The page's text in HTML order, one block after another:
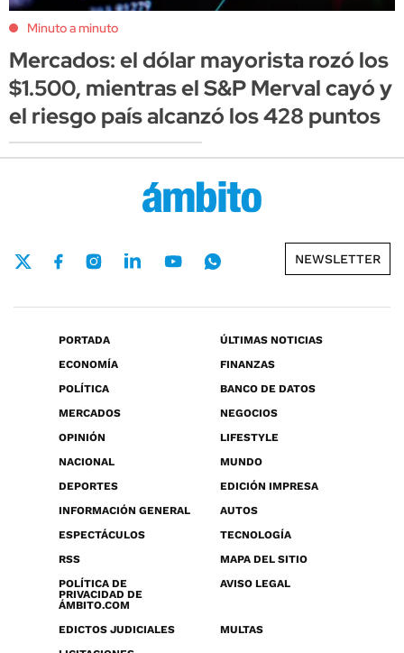
Minuto a minuto
Mercados: el dólar mayorista rozó los
$1.500, mientras el S&P Merval cayó y
el riesgo país alcanzó los 428 puntos
NEWSLETTER
PORTADA
ÚLTIMAS NOTICIAS
ECONOMÍA
FINANZAS
POLÍTICA
BANCO DE DATOS
MERCADOS
NEGOCIOS
OPINIÓN
LIFESTYLE
NACIONAL
MUNDO
DEPORTES
EDICIÓN IMPRESA
INFORMACIÓN GENERAL
AUTOS
ESPECTÁCULOS
TECNOLOGÍA
RSS
MAPA DEL SITIO
POLÍTICA DE
PRIVACIDAD DE
ÁMBITO.COM
AVISO LEGAL
EDICTOS JUDICIALES
MULTAS